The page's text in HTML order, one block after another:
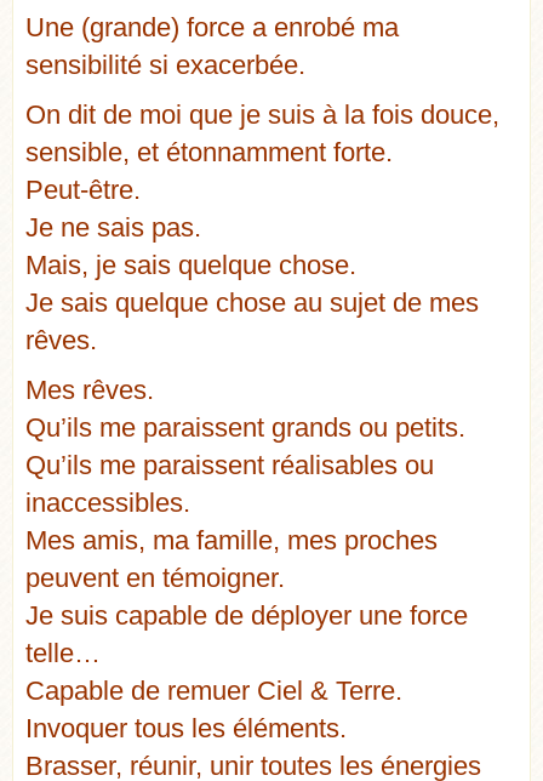
Une (grande) force a enrobé ma
sensibilité si exacerbée.
On dit de moi que je suis à la fois douce,
sensible, et étonnamment forte.
Peut-être.
Je ne sais pas.
Mais, je sais quelque chose.
Je sais quelque chose au sujet de mes
rêves.
Mes rêves.
Qu’ils me paraissent grands ou petits.
Qu’ils me paraissent réalisables ou
inaccessibles.
Mes amis, ma famille, mes proches
peuvent en témoigner.
Je suis capable de déployer une force
telle…
Capable de remuer Ciel & Terre.
Invoquer tous les éléments.
Brasser, réunir, unir toutes les énergies